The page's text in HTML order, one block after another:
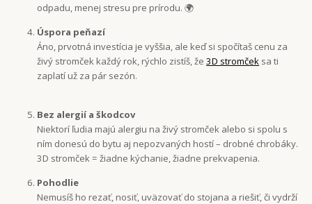
odpadu, menej stresu pre prírodu. 🌍
Úspora peňazí
Áno, prvotná investícia je vyššia, ale keď si spočítaš cenu za
živý stromček každý rok, rýchlo zistíš, že3D stromček sa ti
zaplatí už za pár sezón.
Bez alergií a škodcov
Niektorí ľudia majú alergiu na živý stromček alebo si spolu s
ním donesú do bytu aj nepozvaných hostí – drobné chrobáky.
3D stromček = žiadne kýchanie, žiadne prekvapenia.
Pohodlie
Nemusíš ho rezať, nosiť, uväzovať do stojana a riešiť, či vydrží